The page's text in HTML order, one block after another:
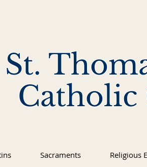
St.
Sacraments Religious